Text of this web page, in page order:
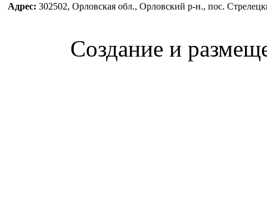
Адрес: 302502, Орловская обл., Орловский р-н., пос.
Создание и